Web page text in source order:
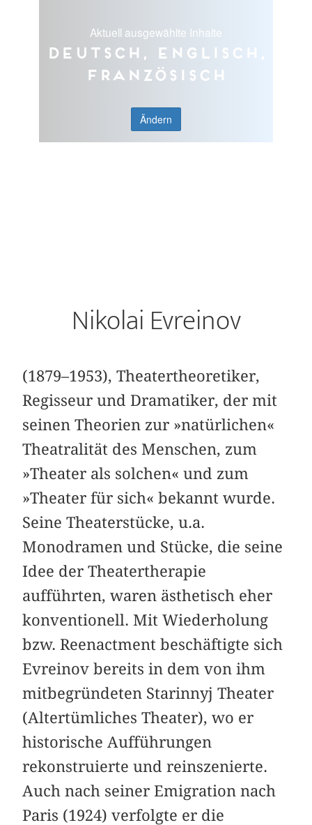
Aktuell ausgewählte Inhalte
Deutsch, Englisch,
Französisch
Ändern
Nikolai Evreinov
(1879–1953), Theatertheoretiker,
Regisseur und Dramatiker, der mit
seinen Theorien zur »natürlichen«
Theatralität des Menschen, zum
»Theater als solchen« und zum
»Theater für sich« bekannt wurde.
Seine Theaterstücke, u.a.
Monodramen und Stücke, die seine
Idee der Theatertherapie
aufführten, waren ästhetisch eher
konventionell. Mit Wiederholung
bzw. Reenactment beschäftigte sich
Evreinov bereits in dem von ihm
mitbegründeten Starinnyj Theater
(Altertümliches Theater), wo er
historische Aufführungen
rekonstruierte und reinszenierte.
Auch nach seiner Emigration nach
Paris (1924) verfolgte er die